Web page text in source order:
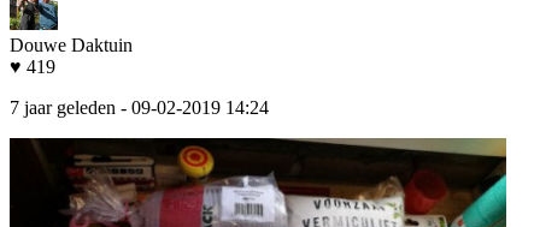
Douwe Daktuin
♥ 419
7 jaar geleden - 09-02-2019 14:24